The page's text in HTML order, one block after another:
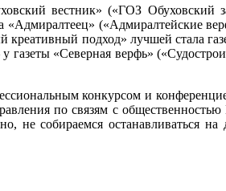
вестник» («ГОЗ
(«Адмиралтейские
подход» лучшей стала
«Северная верфь»
конкурсом и
по связям с
собираемся останавливаться